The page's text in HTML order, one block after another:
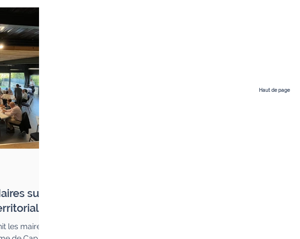
Haut de page
sur
les maires